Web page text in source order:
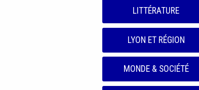
LITTÉRATURE
LYON ET RÉGION
MONDE & SOCIÉTÉ